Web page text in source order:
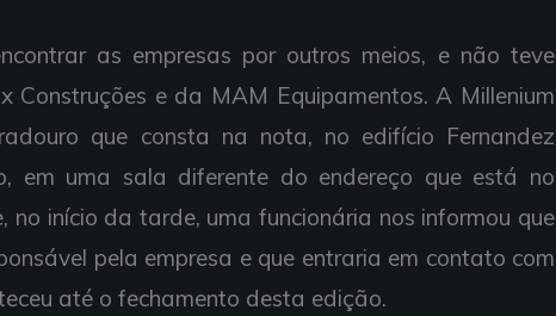
as empresas por outros meios, e não teve
Construções e da MAM Equipamentos. A Millenium
que consta na nota, no edifício Fernandez
em uma sala diferente do endereço que está no
no início da tarde, uma funcionária nos informou que
pela empresa e que entraria em contato com
até o fechamento desta edição.